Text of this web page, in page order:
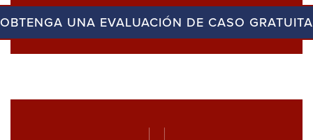
OBTENGA UNA EVALUACIÓN DE CASO GRATUITA